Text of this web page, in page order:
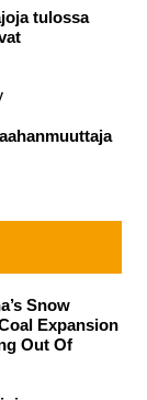
tulossa
Snow
Expansion
Out Of